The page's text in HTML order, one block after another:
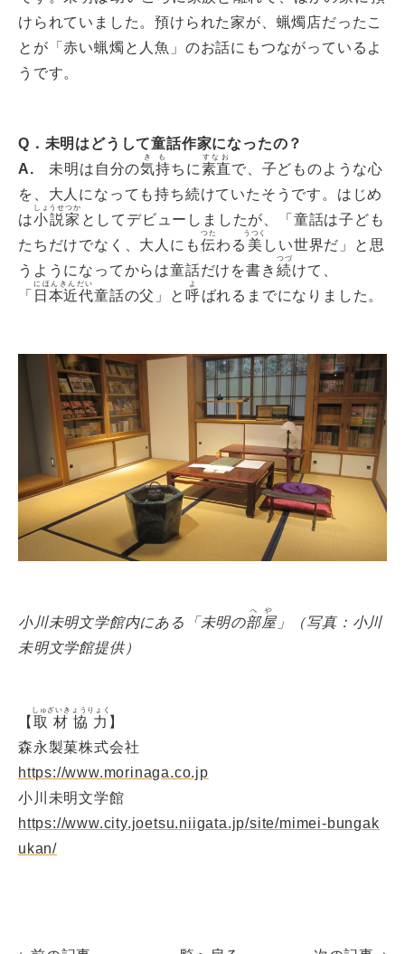
けられていました。預けられた家が、蝋燭店だったこ
とが「赤い蝋燭と人魚」のお話にもつながっているよ
うです。
Q．未明はどうして童話作家になったの？
A.
未明は自分の気持
きも
ちに素直
すなお
で、子どものような心
を、大人になっても持ち続けていたそうです。はじめ
は小説家
しょうせつか
としてデビューしましたが、「童話は子ども
たちだけでなく、大人にも伝
つた
わる 美
うつく
しい世界だ」と思
うようになってからは童話だけを書き 続
つづ
けて、
「 日本近代
にほんきんだい
童話の父」と 呼
よ
ばれるまでになりました。
小川未明文学館内にある「未明の部屋
へや
」（写真： 小川
未明文学館提供）
【 取材協力
しゅざいきょうりょく
】
森永製菓株式会社
https://www.morinaga.co.jp
小川未明文学館
https://www.city.joetsu.niigata.jp/site/mimei-bungak
ukan/